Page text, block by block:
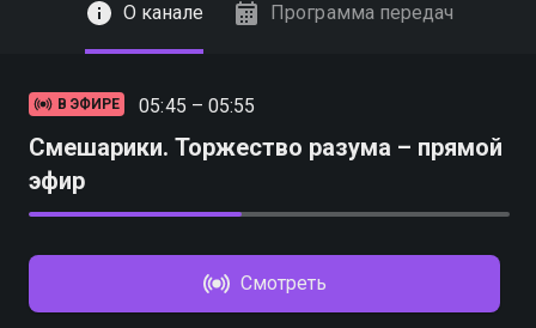
О канале Программа передач
В ЭФИРЕ 05:45 – 05:55
Смешарики. Торжество разума – прямой
эфир
Смотреть